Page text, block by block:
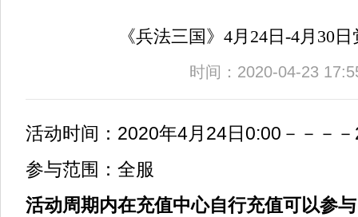
《兵法三国》4月24日-4月30
时间：2020-04-23
活动时间：2020年4月24日0:00－－－
参与范围：全服
活动周期内在充值中心自行充值可以参